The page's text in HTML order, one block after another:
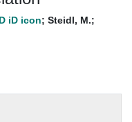
; Steidl, M.;